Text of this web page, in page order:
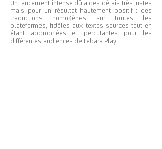
Un lancement intense dû a des délais très justes
mais pour un résultat hautement positif : des
traductions homogènes sur toutes les
plateformes, fidèles aux textes sources tout en
étant appropriées et percutantes pour les
différentes audiences de Lebara Play.